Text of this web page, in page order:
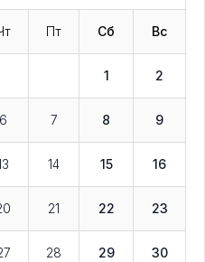
Пт Сб Вс
1 2
6 7 8 9
14 15 16
21 22 23
28 29 30